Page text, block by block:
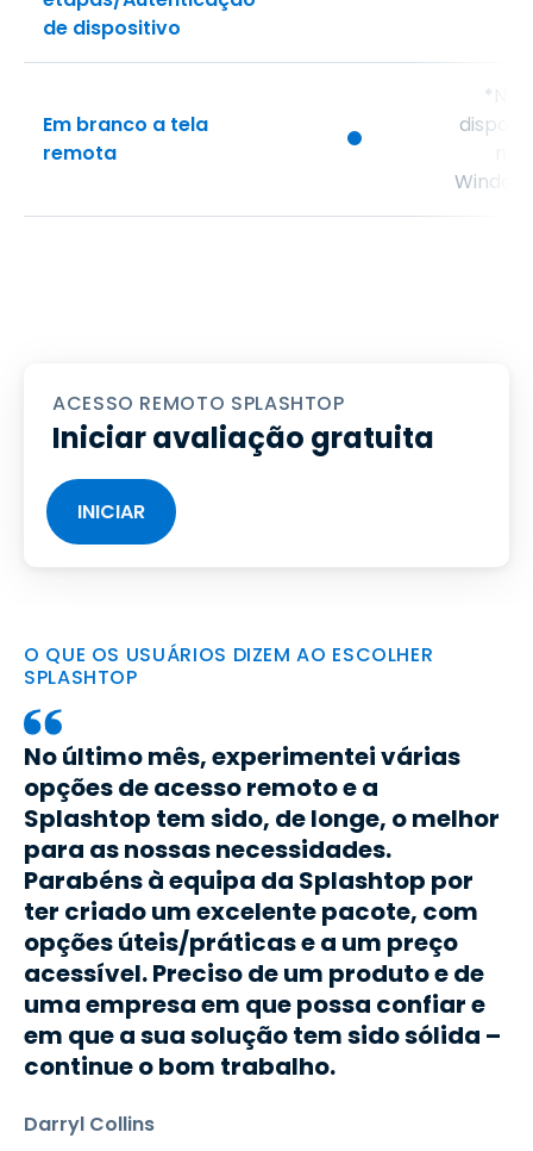
de dispositivo
Em branco a tela
remota
*Não
ACESSO REMOTO SPLASHTOP
Iniciar avaliação gratuita
INICIAR
O QUE OS USUÁRIOS DIZEM AO ESCOLHER
SPLASHTOP
No último mês, experimentei várias
opções de acesso remoto e a
Splashtop tem sido, de longe, o melhor
para as nossas necessidades.
Parabéns à equipa da Splashtop por
ter criado um excelente pacote, com
opções úteis/práticas e a um preço
acessível. Preciso de um produto e de
uma empresa em que possa confiar e
em que a sua solução tem sido sólida –
continue o bom trabalho.
Darryl Collins